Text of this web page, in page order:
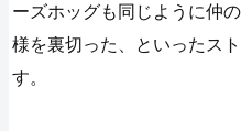
ーズホッグも同じように仲
様を裏切った、といったス
す。